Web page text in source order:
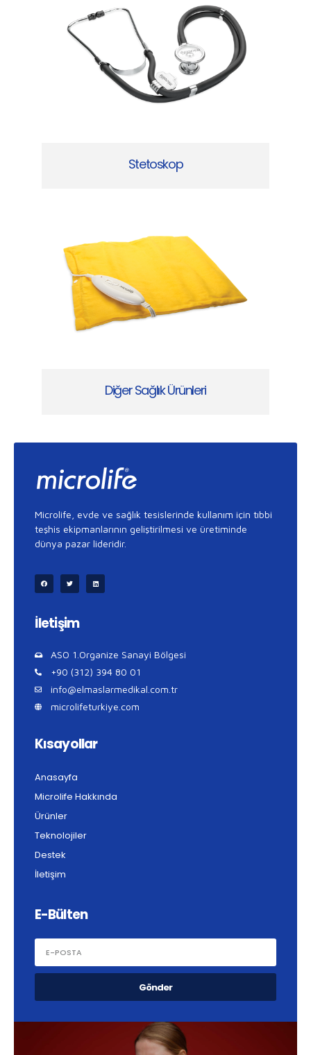
Stetoskop
Diğer Sağlık Ürünleri
Microlife, evde ve sağlık tesislerinde kullanım için tıbbi
teşhis ekipmanlarının geliştirilmesi ve üretiminde
dünya pazar lideridir.
İletişim
ASO 1.Organize Sanayi Bölgesi
+90 (312) 394 80 01
info@elmaslarmedikal.com.tr
microlifeturkiye.com
Kısayollar
Anasayfa
Microlife Hakkında
Ürünler
Teknolojiler
Destek
İletişim
E-Bülten
Gönder